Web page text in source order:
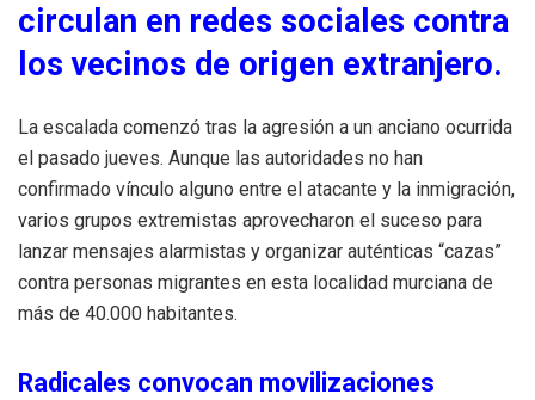
circulan en redes sociales contra
los vecinos de origen extranjero.
La escalada comenzó tras la agresión a un anciano ocurrida
el pasado jueves. Aunque las autoridades no han
confirmado vínculo alguno entre el atacante y la inmigración,
varios grupos extremistas aprovecharon el suceso para
lanzar mensajes alarmistas y organizar auténticas “cazas”
contra personas migrantes en esta localidad murciana de
más de 40.000 habitantes.
Radicales convocan movilizaciones